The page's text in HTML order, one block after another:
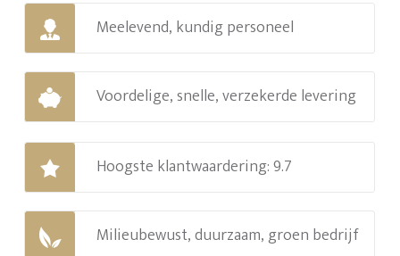
Meelevend, kundig personeel
Voordelige, snelle, verzekerde levering
Hoogste klantwaardering: 9.7
Milieubewust, duurzaam, groen bedrijf